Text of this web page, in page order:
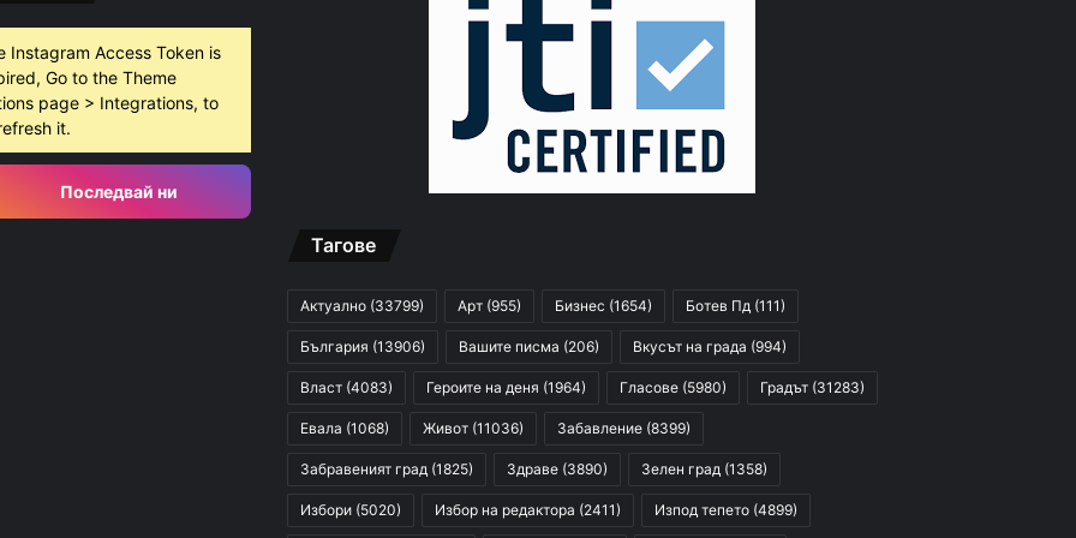
Instagram Access Token is
Go to the Theme
page > Integrations, to
it.
Последвай ни
Тагове
Актуално (33799) Арт (955) Бизнес (1654) Ботев Пд (111)
България (13906) Вашите писма (206) Вкусът на града (994)
Власт (4083) Героите на деня (1964) Гласове (5980) Градът (31283)
Евала (1068) Живот (11036) Забавление (8399)
Забравеният град (1825) Здраве (3890) Зелен град (1358)
Избори (5020) Избор на редактора (2411) Изпод тепето (4899)